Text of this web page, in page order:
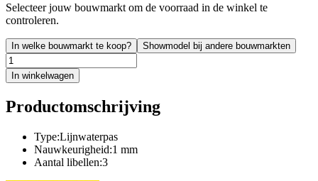
Selecteer jouw bouwmarkt om de voorraad in de winkel te
controleren.
In welke bouwmarkt te koop? Showmodel bij andere bouwmarkten
In winkelwagen
Productomschrijving
Type:Lijnwaterpas
Nauwkeurigheid:1 mm
Aantal libellen:3